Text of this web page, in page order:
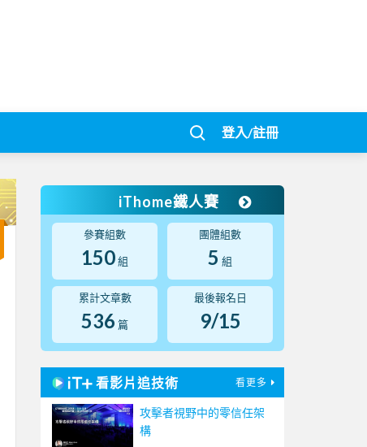
登入/註冊
iThome鐵人賽
參賽組數
150組
團體組數
5 組
累計文章數
536 篇
最後報名日
9/15
看影片追技術 看更多
攻擊者視野中的零信任架
構